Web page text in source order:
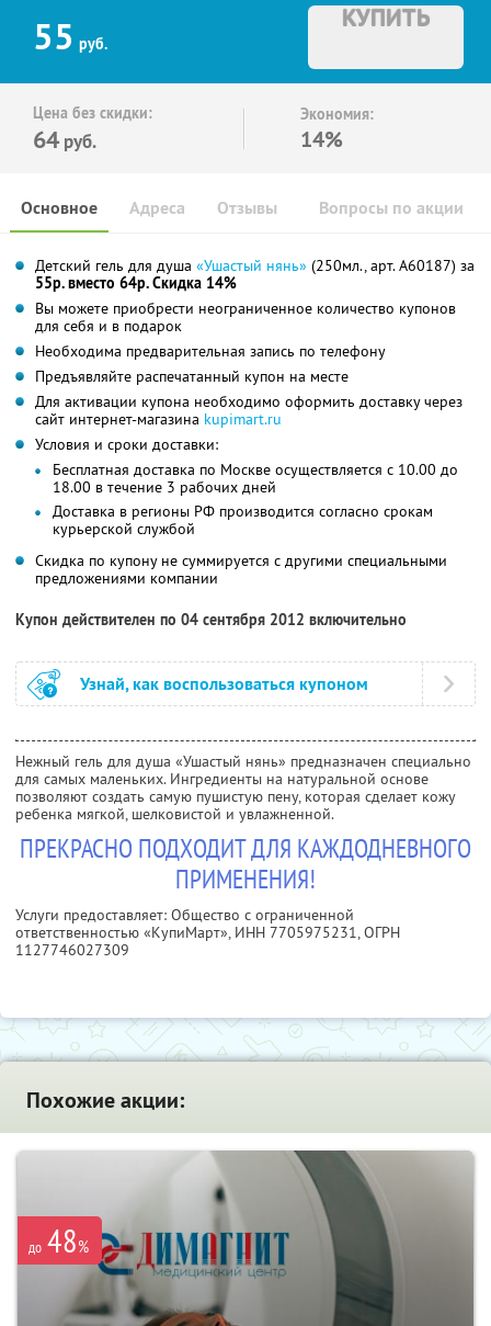
55 руб.
КУПИТЬ
Цена без скидки:
64 руб.
Экономия:
14%
Основное Отзывы Вопросы по акции
Адреса
Детский гель для душа «Ушастый нянь» (250мл., арт. A60187) за
55р. вместо 64р. Скидка 14%
Вы можете приобрести неограниченное количество купонов
для себя и в подарок
Необходима предварительная запись по телефону
Предъявляйте распечатанный купон на месте
Для активации купона необходимо оформить доставку через
сайт интернет-магазина kupimart.ru
Условия и сроки доставки:
Бесплатная доставка по Москве осуществляется с 10.00 до
18.00 в течение 3 рабочих дней
Доставка в регионы РФ производится согласно срокам
курьерской службой
Скидка по купону не суммируется с другими специальными
предложениями компании
Купон действителен по 04 сентября 2012 включительно
Узнай, как воспользоваться купоном
Нежный гель для душа «Ушастый нянь» предназначен специально
для самых маленьких. Ингредиенты на натуральной основе
позволяют создать самую пушистую пену, которая сделает кожу
ребенка мягкой, шелковистой и увлажненной.
ПРЕКРАСНО ПОДХОДИТ ДЛЯ КАЖДОДНЕВНОГО
ПРИМЕНЕНИЯ!
Услуги предоставляет: Общество с ограниченной
ответственностью «КупиМарт», ИНН 7705975231, ОГРН
1127746027309
Похожие акции:
до 48%